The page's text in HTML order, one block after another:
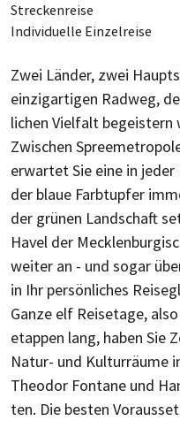
Streckenreise
Individuelle Einzelreise
Zwei Länder, zwei
einzig­artigen Rad­weg,
lichen Viel­falt begeis­tern
Zwischen
erwar­tet Sie eine in
der blaue Farb­tupfer
der grünen Land­schaft
Havel der
weiter an - und sogar
in Ihr per­sön­liches
Ganze elf Reise­tage,
etap­pen lang, haben Sie
Natur- und Kultur­räume
Theodor Fontane und
ten. Die bes­ten